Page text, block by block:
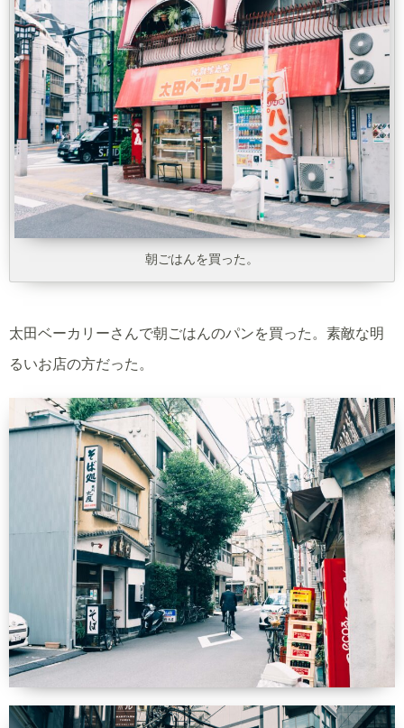
朝ごはんを買った。
太田ベーカリーさんで朝ごはんのパンを買った。素敵な明
るいお店の方だった。